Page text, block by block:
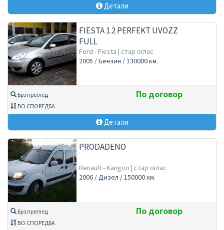
Детали
FIESTA 1.2 PERFEKT UVOZZ
FULL
Ford - Fiesta | стар оглас
2005 / Бензин / 130000 км.
Брз преглед
ВО СПОРЕДБА
По договор
Детали
PRODADENO
Renault - Kangoo | стар оглас
2006 / Дизел / 150000 км.
Брз преглед
ВО СПОРЕДБА
По договор